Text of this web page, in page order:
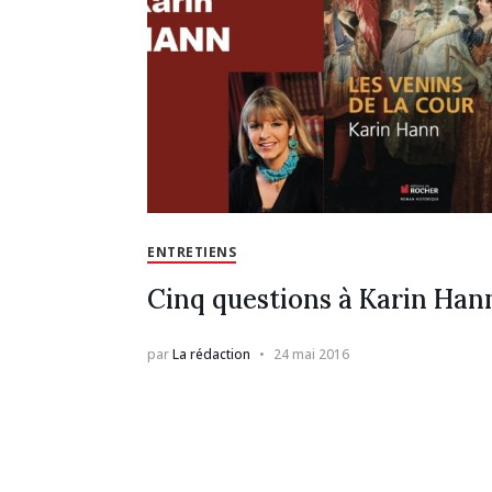
ENTRETIENS
Cinq questions à Karin
par La rédaction 24 mai 2016